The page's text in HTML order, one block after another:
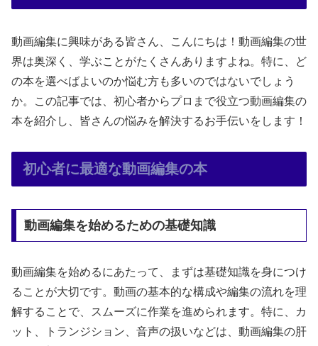
動画編集に興味がある皆さん、こんにちは！動画編集の世
界は奥深く、学ぶことがたくさんありますよね。特に、ど
の本を選べばよいのか悩む方も多いのではないでしょう
か。この記事では、初心者からプロまで役立つ動画編集の
本を紹介し、皆さんの悩みを解決するお手伝いをします！
初心者に最適な動画編集の本
動画編集を始めるための基礎知識
動画編集を始めるにあたって、まずは基礎知識を身につけ
ることが大切です。動画の基本的な構成や編集の流れを理
解することで、スムーズに作業を進められます。特に、カ
ット、トランジション、音声の扱いなどは、動画編集の肝